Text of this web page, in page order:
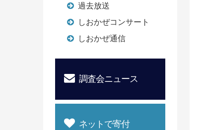
過去放送
しおかぜコンサート
しおかぜ通信
調査会ニュース
ネットで寄付